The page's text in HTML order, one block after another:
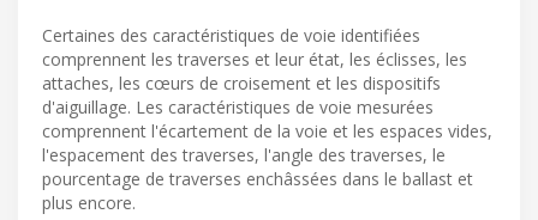
Certaines des caractéristiques de voie identifiées
comprennent les traverses et leur état, les éclisses, les
attaches, les cœurs de croisement et les dispositifs
d'aiguillage. Les caractéristiques de voie mesurées
comprennent l'écartement de la voie et les espaces vides,
l'espacement des traverses, l'angle des traverses, le
pourcentage de traverses enchâssées dans le ballast et
plus encore.